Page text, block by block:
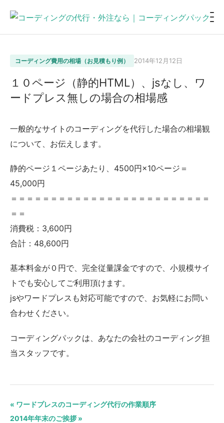
コーディング費用の相場（お見積もり例） 2014年12月12日
１０ページ（静的HTML）、jsなし、ワ
ードプレス無しの場合の相場感
一般的なサイトのコーディングを代行した場合の相場観
について、お伝えします。
静的ページ１ページあたり、4500円×10ページ＝
45,000円
＝＝＝＝＝＝＝＝＝＝＝＝＝＝＝＝＝＝＝＝＝＝＝＝＝
＝＝
消費税：3,600円
合計：48,600円
基本料金が０円で、完全従量課金ですので、小規模サイ
トでも安心してご利用頂けます。
jsやワードプレスも対応可能ですので、お気軽にお問い
合わせください。
コーディングパックは、あなたの会社のコーディング担
当スタッフです。
« ワードプレスのコーディング代行の作業順序
2014年年末のご挨拶 »